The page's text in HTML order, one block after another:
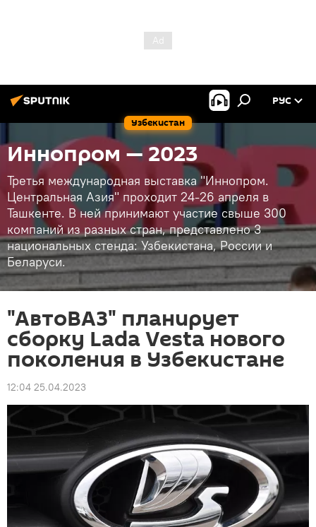
Узбекистан
РУС
Иннопром — 2023
Третья международная выставка "Иннопром.
Центральная Азия" проходит 24-26 апреля в
Ташкенте. В ней принимают участие свыше 300
компаний из разных стран, представлено 3
национальных стенда: Узбекистана, России и
Беларуси.
"АвтоВАЗ" планирует
сборку Lada Vesta нового
поколения в Узбекистане
12:04 25.04.2023